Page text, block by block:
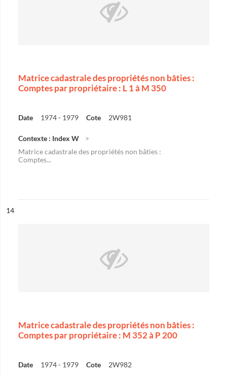
Matrice cadastrale des propriétés non bâties :
Comptes par propriétaire : L 1 à M 350
Date 1974 - 1979 Cote 2W981
Contexte : Index W
Matrice cadastrale des propriétés non bâties :
Comptes...
n°
14
Matrice cadastrale des propriétés non bâties :
Comptes par propriétaire : M 352 à P 200
Date 1974 - 1979 Cote 2W982